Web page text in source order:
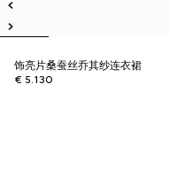
饰亮片桑蚕丝乔其纱连衣裙
€ 5.130